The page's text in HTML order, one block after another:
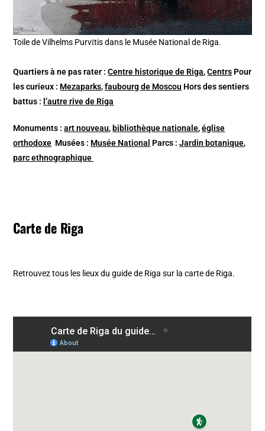
Toile de Vilhelms Purvītis dans le Musée National de Riga.
Quartiersà ne pas rater :Centre historique de Riga,Centrs Pour
les curieux : Mezaparks,faubourg de Moscou Hors des sentiers
battus : l’autre rive de Riga
Monuments :art nouveau, bibliothèque nationale,église
orthodoxe Musées : Musée National Parcs :Jardin botanique,
parc ethnographique
Carte de Riga
Retrouvez tous les lieux du guide de Riga sur la carte de Riga.